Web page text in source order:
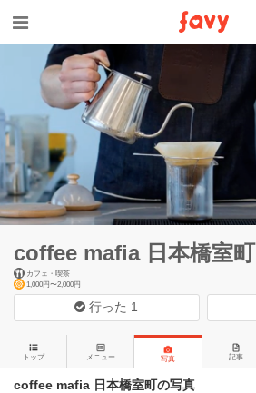
coffee mafia 日本橋室町
カフェ・喫茶
1,000円〜2,000円
行った 1
トップ メニュー 写真 記事
coffee mafia 日本橋室町の写真